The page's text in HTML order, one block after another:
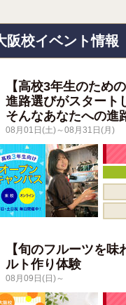
阪校イベント情報
【高校3年生のため
進路選びがスタート
そんなあなたへの進
08月01日(土)～08月31日(月)
【旬のフルーツを
ルト作り体験
08月09日(日)～